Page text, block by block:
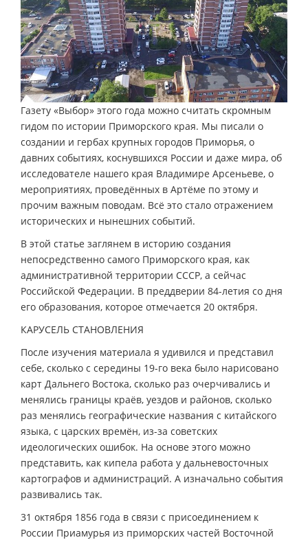
Газету «Выбор» этого года можно считать скромным
гидом по истории Приморского края. Мы писали о
создании и гербах крупных городов Приморья, о
давних событиях, коснувшихся России и даже мира, об
исследователе нашего края Владимире Арсеньеве, о
мероприятиях, проведённых в Артёме по этому и
прочим важным поводам. Всё это стало отражением
исторических и нынешних событий.
В этой статье заглянем в историю создания
непосредственно самого Приморского края, как
административной территории СССР, а сейчас
Российской Федерации. В преддверии 84-летия со дня
его образования, которое отмечается 20 октября.
КАРУСЕЛЬ СТАНОВЛЕНИЯ
После изучения материала я удивился и представил
себе, сколько с середины 19-го века было нарисовано
карт Дальнего Востока, сколько раз очерчивались и
менялись границы краёв, уездов и районов, сколько
раз менялись географические названия с китайского
языка, с царских времён, из-за советских
идеологических ошибок. На основе этого можно
представить, как кипела работа у дальневосточных
картографов и администраций. А изначально события
развивались так.
31 октября 1856 года в связи с присоединением к
России Приамурья из приморских частей Восточной